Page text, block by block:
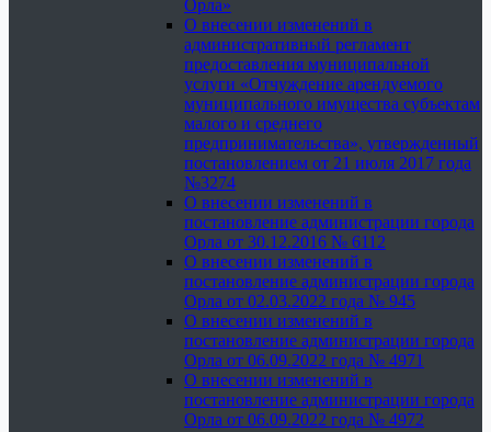
Орла»
О внесении изменений в
административный регламент
предоставления муниципальной
услуги «Отчуждение арендуемого
муниципального имущества субъектам
малого и среднего
предпринимательства», утвержденный
постановлением от 21 июля 2017 года
№3274
О внесении изменений в
постановление администрации города
Орла от 30.12.2016 № 6112
О внесении изменений в
постановление администрации города
Орла от 02.03.2022 года № 945
О внесении изменений в
постановление администрации города
Орла от 06.09.2022 года № 4971
О внесении изменений в
постановление администрации города
Орла от 06.09.2022 года № 4972